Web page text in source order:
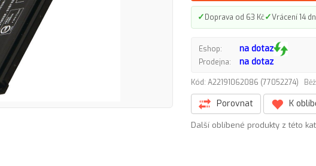
✓Doprava od 63 Kč✓Vrácení 14
Eshop: na dotaz
Prodejna: na dotaz
Kód: A22191062086 (77052274)
Porovnat K
Další oblíbené produkty z této